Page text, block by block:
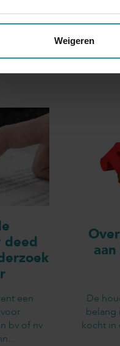
Weigeren
deed
een
bv of nv
De
belang
kocht in